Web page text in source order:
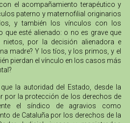
el acompañamiento terapéutico y
paterno y maternofilial originarios
y también los vínculos con los
que esté alienado: o no es grave que
nietos, por la decisión alienadora e
madre? Y los tíos, y los primos, y el
pierdan el vínculo en los casos más
la autoridad del Estado, desde la
por la protección de los derechos de
el síndico de agravios como
de Cataluña por los derechos de la